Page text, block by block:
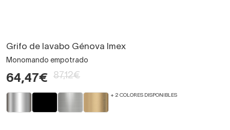
Grifo de lavabo Génova Imex
Monomando empotrado
64,47€ 87,12€
+ 2 COLORES DISPONIBLES